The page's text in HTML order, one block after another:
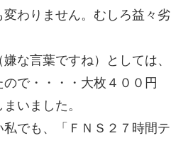
わりません。むしろ益々劣
な言葉ですね）としては、
で・・・・大枚４００円
いました。
でも、「ＦＮＳ２７時間テ